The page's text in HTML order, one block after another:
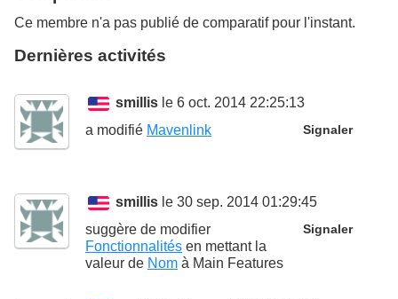
Ce membre n'a pas publié de comparatif pour l'instant.
Dernières activités
smillis le 6 oct. 2014 22:25:13
Signaler
a modifié Mavenlink
smillis le 30 sep. 2014 01:29:45
Signaler
suggère de modifier
Fonctionnalités en mettant la
valeur de Nom à Main Features